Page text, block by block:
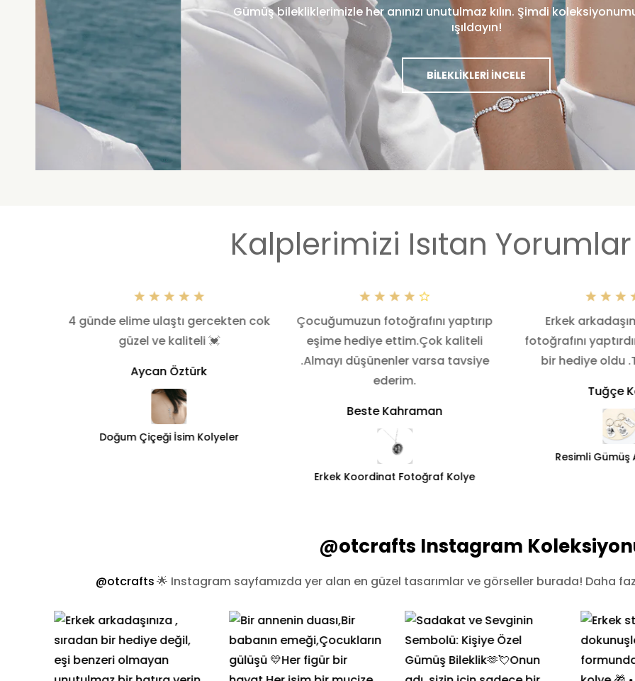
Gümüş bilekliklerimizle her anınızı unutulmaz kılın. Şimdi
ışıldayın!
BILEKLIKLERI İNCELE
Kalplerimizi Isıtan
4 günde elime ulaştı gercekten cok
güzel ve kaliteli 💓
Aycan Öztürk
Doğum Çiçeği İsim Kolyeler
Çocuğumuzun fotoğrafını yaptırıp
eşime hediye ettim.Çok kaliteli
.Almayı düşünenler varsa tavsiye
ederim.
Beste Kahraman
Erkek Koordinat Fotoğraf Kolye
Erkek
fotoğrafını
bir hediye oldu
Tuğçe
Resimli Gümüş
@otcrafts Instagram
@otcrafts🌟 Instagram sayfamızda yer alan en güzel tasarımlar ve görseller burada! Daha